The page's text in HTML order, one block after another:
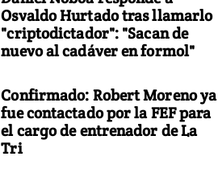
Osvaldo Hurtado tras llamarlo
"criptodictador": "Sacan de
nuevo al cadáver en formol"
Confirmado: Robert Moreno ya
fue contactado por la FEF para
el cargo de entrenador de La
Tri